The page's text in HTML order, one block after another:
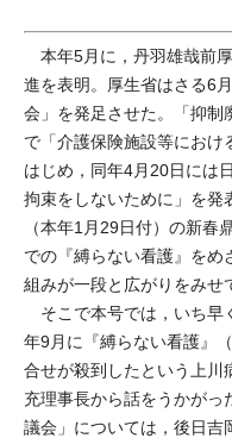
本年5月に，丹羽雄哉前
進を表明。厚生省はさる6
会」を発足させた。「抑制
で「介護保険施設等におけ
はじめ，同年4月20日には
拘束をしないために」を発
（本年1月29日付）の新春
での『縛らない看護』をめ
組みが一段と広がりをみせ
そこで本号では，いち早
年9月に『縛らない看護』
合せが殺到したという上川
充理事長から話をうかがっ
議会」については，後日吉